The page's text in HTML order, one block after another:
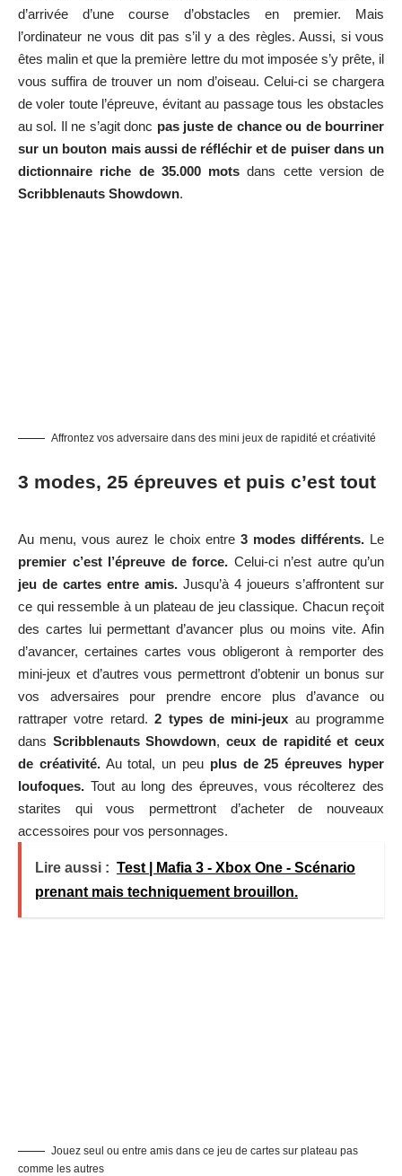
d’arrivée d’une course d’obstacles en premier. Mais
l’ordinateur ne vous dit pas s’il y a des règles. Aussi, si vous
êtes malin et que la première lettre du mot imposée s’y prête, il
vous suffira de trouver un nom d’oiseau. Celui-ci se chargera
de voler toute l’épreuve, évitant au passage tous les obstacles
au sol. Il ne s’agit donc pas juste de chance ou de bourriner
sur un bouton mais aussi de réfléchir et de puiser dans un
dictionnaire riche de 35.000 mots dans cette version de
Scribblenauts Showdown.
Affrontez vos adversaire dans des mini jeux de rapidité et créativité
3 modes, 25 épreuves et puis c’est tout
Au menu, vous aurez le choix entre3 modes différents. Le
premier c’est l’épreuve de force. Celui-ci n’est autre qu’un
jeu de cartes entre amis. Jusqu’à 4 joueurs s’affrontent sur
ce qui ressemble à un plateau de jeu classique. Chacun reçoit
des cartes lui permettant d’avancer plus ou moins vite. Afin
d’avancer, certaines cartes vous obligeront à remporter des
mini-jeux et d’autres vous permettront d’obtenir un bonus sur
vos adversaires pour prendre encore plus d’avance ou
rattraper votre retard.2 types de mini-jeux au programme
dans Scribblenauts Showdown,ceux de rapidité et ceux
de créativité.Au total, un peu plus de 25 épreuves hyper
loufoques. Tout au long des épreuves, vous récolterez des
starites qui vous permettront d’acheter de nouveaux
accessoires pour vos personnages.
Lire aussi : Test | Mafia 3 - Xbox One - Scénario
prenant mais techniquement brouillon.
Jouez seul ou entre amis dans ce jeu de cartes sur plateau pas
comme les autres